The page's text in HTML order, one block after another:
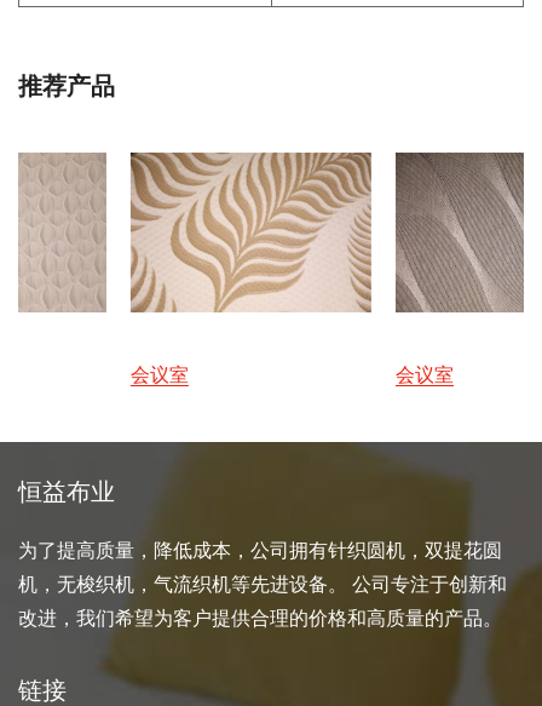
推荐产品
恒益布业
为了提高质量，降低成本，公司拥有针织圆机，双提花圆
机，无梭织机，气流织机等先进设备。 公司专注于创新和
改进，我们希望为客户提供合理的价格和高质量的产品。
链接